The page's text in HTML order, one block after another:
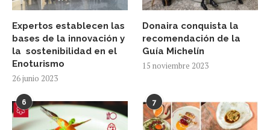
Expertos establecen las
bases de la innovación y
la sostenibilidad en el
Enoturismo
26 junio 2023
Donaira conquista la
recomendación de la
Guía Michelín
15 noviembre 2023
6 7